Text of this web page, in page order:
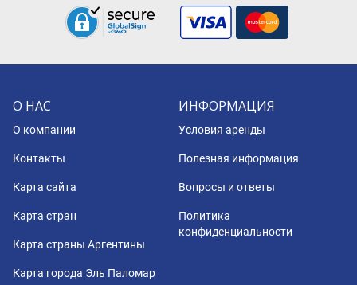
О НАС
О компании
Контакты
Карта сайта
Карта стран
Карта страны Аргентины
Карта города Эль Паломар
ИНФОРМАЦИЯ
Условия аренды
Полезная информация
Вопросы и ответы
Политика
конфиденциальности